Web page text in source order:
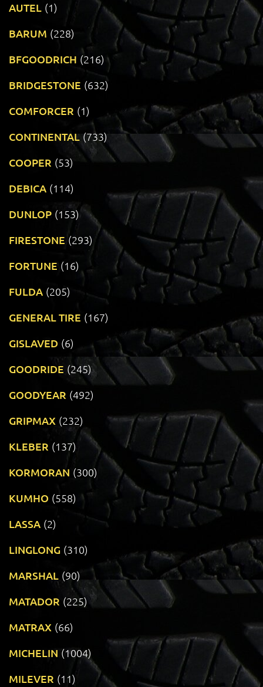
AUTEL (1)
BARUM (228)
BFGOODRICH (216)
BRIDGESTONE (632)
COMFORCER (1)
CONTINENTAL (733)
COOPER (53)
DEBICA (114)
DUNLOP (153)
FIRESTONE (293)
FORTUNE (16)
FULDA (205)
GENERAL TIRE (167)
GISLAVED (6)
GOODRIDE (245)
GOODYEAR (492)
GRIPMAX (232)
KLEBER (137)
KORMORAN (300)
KUMHO (558)
LASSA (2)
LINGLONG (310)
MARSHAL (90)
MATADOR (225)
MATRAX (66)
MICHELIN (1004)
MILEVER (11)